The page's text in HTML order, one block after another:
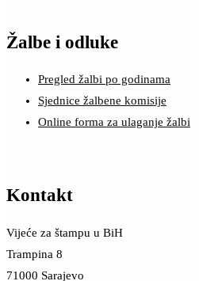
Žalbe i odluke
Pregled žalbi po godinama
Sjednice žalbene komisije
Online forma za ulaganje žalbi
Kontakt
Vijeće za štampu u BiH
Trampina 8
71000 Sarajevo